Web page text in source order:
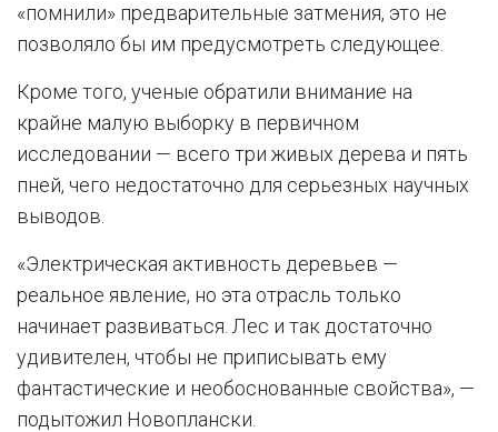
«помнили» предварительные затмения, это не
позволяло бы им предусмотреть следующее.
Кроме того, ученые обратили внимание на
крайне малую выборку в первичном
исследовании — всего три живых дерева и пять
пней, чего недостаточно для серьезных научных
выводов.
«Электрическая активность деревьев —
реальное явление, но эта отрасль только
начинает развиваться. Лес и так достаточно
удивителен, чтобы не приписывать ему
фантастические и необоснованные свойства», —
подытожил Новоплански.